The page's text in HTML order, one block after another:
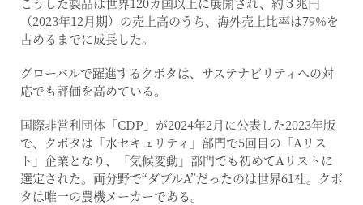
（2023年12月期）の売上高のうち、海外売上比率は79%を
占めるまでに成長した。
グローバルで躍進するクボタは、サステナビリティへの対
応でも評価を高めている。
国際非営利団体「CDP」が2024年2月に公表した2023年版
で、クボタは「水セキュリティ」部門で5回目の「Aリス
ト」企業となり、「気候変動」部門でも初めてAリストに
選定された。両分野で“ダブルA”だったのは世界61社。クボ
タは唯一の農機メーカーである。